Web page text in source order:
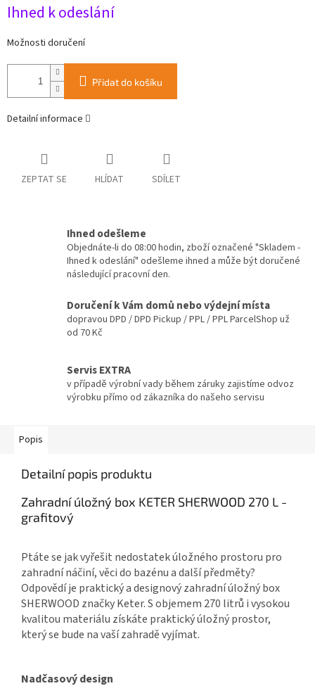
cena:
Ihned k odeslání
Možnosti doručení
Přidat do košíku
Detailní informace
ZEPTAT SE HLÍDAT SDÍLET
Ihned odešleme
Objednáte-li do 08:00 hodin, zboží označené "Skladem -
Ihned k odeslání" odešleme ihned a může být doručené
následující pracovní den.
Doručení k Vám domů nebo výdejní místa
dopravou DPD / DPD Pickup / PPL / PPL ParcelShop už
od 70 Kč
Servis EXTRA
v případě výrobní vady během záruky zajistíme odvoz
výrobku přímo od zákazníka do našeho servisu
Popis
Detailní popis produktu
Zahradní úložný box KETER SHERWOOD 270 L -
grafitový
Ptáte se jak vyřešit nedostatek úložného prostoru pro
zahradní náčiní, věci do bazénu a další předměty?
Odpovědí je praktický a designový zahradní úložný box
SHERWOOD značky Keter. S objemem 270 litrů i vysokou
kvalitou materiálu získáte praktický úložný prostor,
který se bude na vaší zahradě vyjímat.
Nadčasový design